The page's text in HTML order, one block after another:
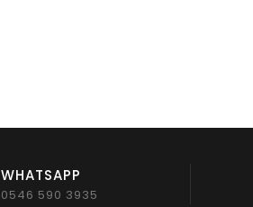
WHATSAPP
0546 590 3935